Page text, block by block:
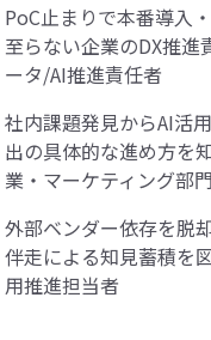
PoC止まりで本番導入
至らない企業のDX推進
ータ/AI推進責任者
社内課題発見からAI活
出の具体的な進め方を
業・マーケティング部
外部ベンダー依存を脱
伴走による知見蓄積を
用推進担当者